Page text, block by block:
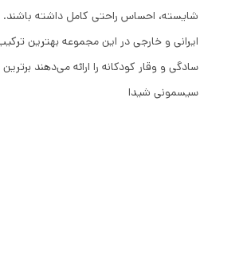
شایسته، احساس راحتی کامل داشته باشند.
ایرانی و خارجی در این مجموعه بهترین
سادگی و وقار کودکانه را ارائه می‌دهند برترین
سیسمونی شیدا